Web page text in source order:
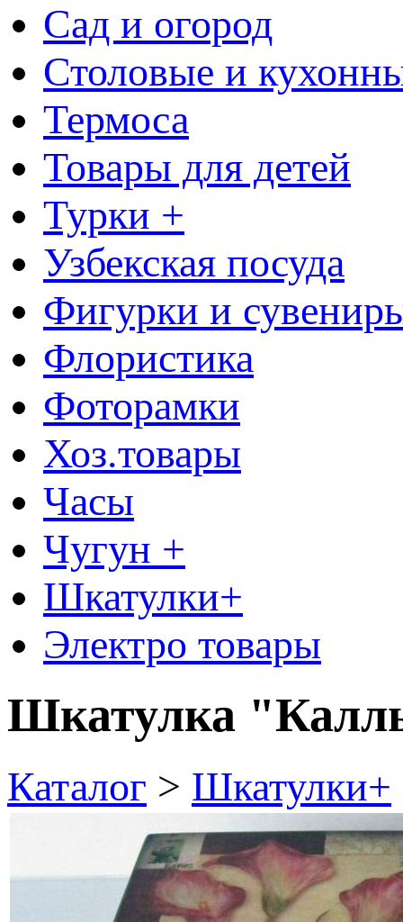
Сад и огород
Столовые и
Термоса
Товары для детей
Турки +
Узбекская посуда
Фигурки и
Флористика
Фоторамки
Хоз.товары
Часы
Чугун +
Шкатулки+
Электро товары
Шкатулка
Каталог > Шкатулки+